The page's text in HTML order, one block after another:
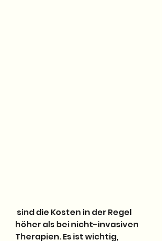
höher als bei nicht-invasiven
Therapien. Es ist wichtig,